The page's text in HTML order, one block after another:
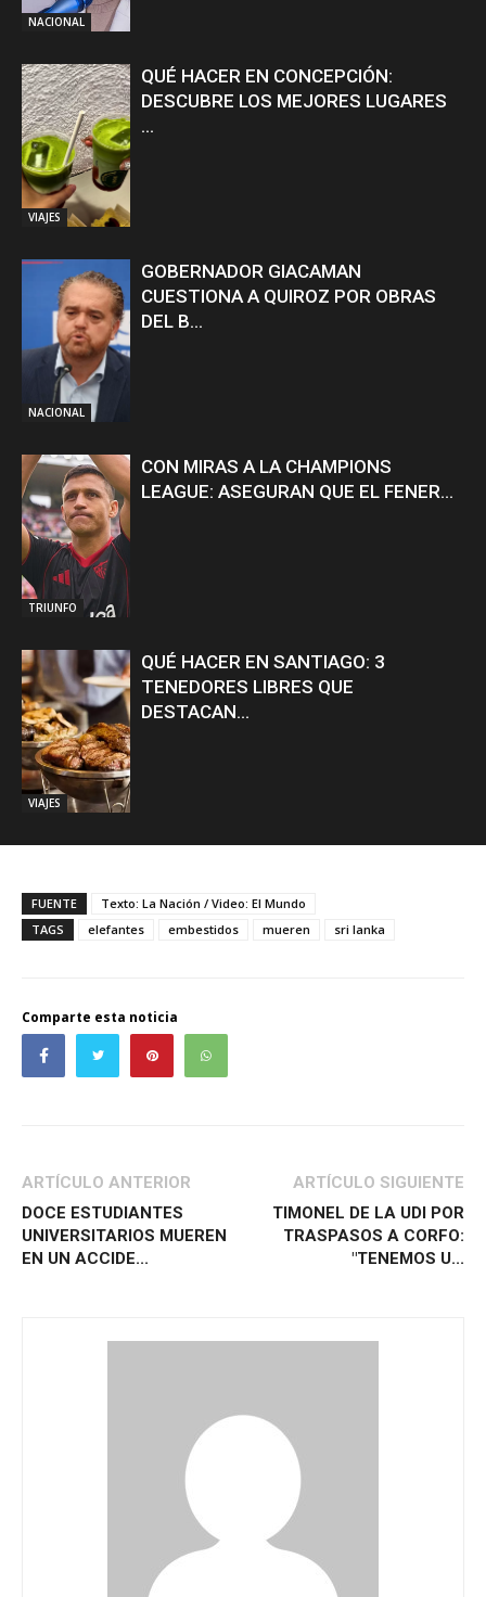
NACIONAL
VIAJES
QUÉ HACER EN CONCEPCIÓN:
DESCUBRE LOS MEJORES LUGARES
...
NACIONAL
GOBERNADOR GIACAMAN
CUESTIONA A QUIROZ POR OBRAS
DEL B...
TRIUNFO
CON MIRAS A LA CHAMPIONS
LEAGUE: ASEGURAN QUE EL FENER...
VIAJES
QUÉ HACER EN SANTIAGO: 3
TENEDORES LIBRES QUE
DESTACAN...
FUENTE
Texto: La Nación / Video: El Mundo
TAGS
elefantes embestidos mueren sri lanka
Comparte esta noticia
ARTÍCULO ANTERIOR
DOCE ESTUDIANTES
UNIVERSITARIOS MUEREN
EN UN ACCIDE...
ARTÍCULO SIGUIENTE
TIMONEL DE LA UDI POR
TRASPASOS A CORFO:
"TENEMOS U...